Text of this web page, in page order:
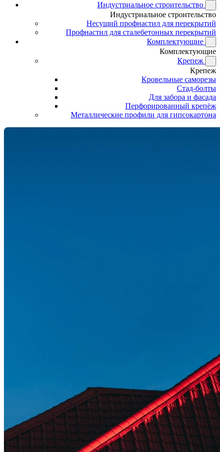
Индустриальное строительство
Индустриальное строительство
Несущий профнастил для перекрытий
Профнастил для сталебетонных перекрытий
Комплектующие
Комплектующие
Крепеж
Крепеж
Кровельные саморезы
Стад-болты
Для забора и фасада
Перфорированный крепёж
Металлические профили для гипсокартона